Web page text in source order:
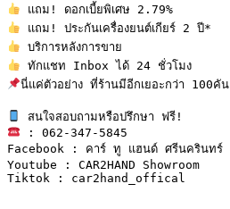
แถม! ดอกเบี้ยพิเศษ 2.79%
ทักแชท Inbox ได้ 24 ชั่วโมง
นี่แค่ตัวอย่าง ที่ร้านมีอีกเยอะกว่า 100คัน
: 062-347-5845
Facebook : คาร์ ทู แฮนด์ ศรีนครินทร์
Youtube : CAR2HAND Showroom
Tiktok : car2hand_offical